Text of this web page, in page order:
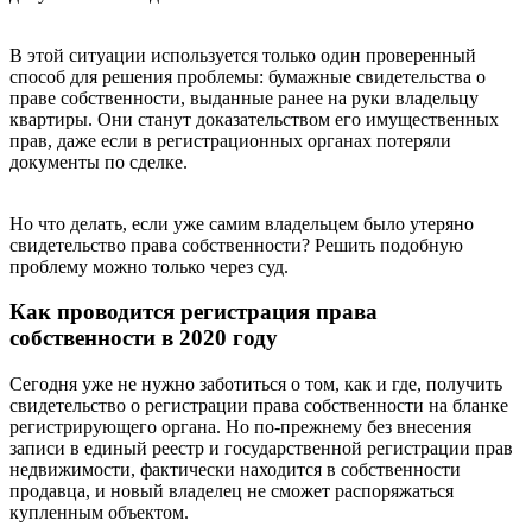
В этой ситуации используется только один проверенный
способ для решения проблемы: бумажные свидетельства о
праве собственности, выданные ранее на руки владельцу
квартиры. Они станут доказательством его имущественных
прав, даже если в регистрационных органах потеряли
документы по сделке.
Но что делать, если уже самим владельцем было утеряно
свидетельство права собственности? Решить подобную
проблему можно только через суд.
Как проводится регистрация права
собственности в 2020 году
Сегодня уже не нужно заботиться о том, как и где, получить
свидетельство о регистрации права собственности на бланке
регистрирующего органа. Но по-прежнему без внесения
записи в единый реестр и государственной регистрации прав
недвижимости, фактически находится в собственности
продавца, и новый владелец не сможет распоряжаться
купленным объектом.